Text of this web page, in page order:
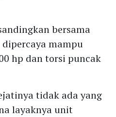
bersama
mampu
hp dan torsi puncak
tidak ada yang
layaknya unit